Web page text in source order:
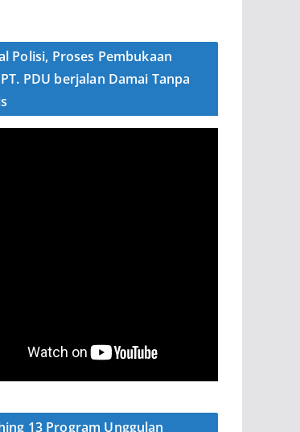
Polisi, Proses Pembukaan
PDU berjalan Damai Tanpa
13 Program Unggulan